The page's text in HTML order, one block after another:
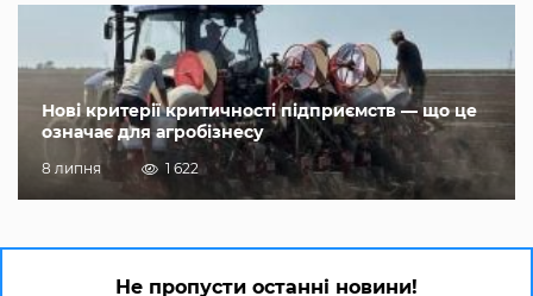
Нові критерії критичності підприємств — що це
означає для агробізнесу
8 липня 1 622
Не пропусти останні новини!